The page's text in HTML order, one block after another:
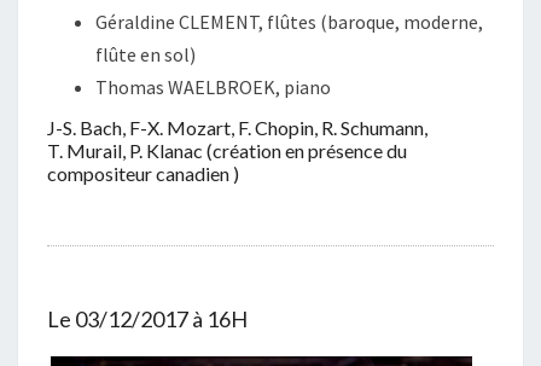
Géraldine CLEMENT, flûtes (baroque, moderne,
flûte en sol)
Thomas WAELBROEK, piano
J-S. Bach, F-X. Mozart, F. Chopin, R. Schumann,
T. Murail, P. Klanac (création en présence du
compositeur canadien )
Le 03/12/2017 à 16H